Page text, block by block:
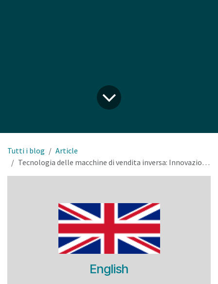
Tutti i blog
Article
Tecnologia delle macchine di vendita inversa: Innovazione Sostenibile
English